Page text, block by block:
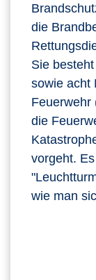
die
Sie
sowie acht
Feuerwehr
die
vorgeht.
wie man